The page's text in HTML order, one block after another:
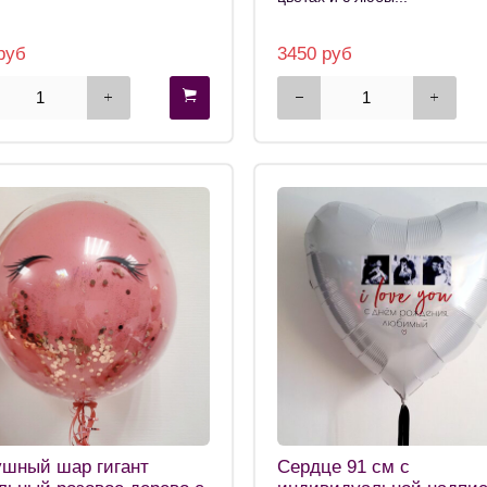
3450 руб
шар гигант
Сердце 91 см с